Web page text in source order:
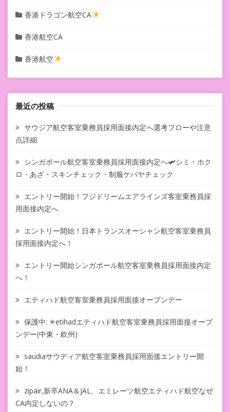
香港ドラゴン航空CA
香港航空CA
香港航空
最近の投稿
サウジア航空客室乗務員採用面接内定へ選考フローや注意
点詳細
シンガポール航空客室乗務員採用面接内定へ🛩シミ・ホク
ロ・あざ・スキンチェック・制服ケバヤチェック
エントリー開始！フジドリームエアラインズ客室乗務員採
用面接内定へ
エントリー開始！日本トランスオーシャン航空客室乗務員
採用面接内定へ！
エントリー開始シンガポール航空客室乗務員採用面接内定
へ！
エティハド航空客室乗務員採用面接オープンデー
保護中: ✳︎etihadエティハド航空客室乗務員採用面接オープ
ンデー(中東・欧州)
saudiaサウディア航空客室乗務員採用面接エントリー開
始！
zipair,新卒ANA＆JAL、エミレーツ航空エティハド航空なぜ
CA内定しないの？